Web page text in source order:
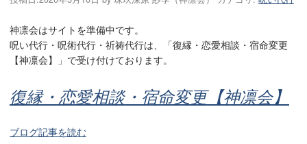
神凛会はサイトを準備中です。
呪い代行・呪術代行・祈祷代行は、「復縁・恋愛相談・宿命変更
【神凛会】」で受け付けております。
復縁・恋愛相談・宿命変更【神凛会】
ブログ記事を読む